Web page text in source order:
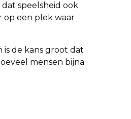
speelsheid ook
op een plek waar
is de kans groot dat
mensen bijna